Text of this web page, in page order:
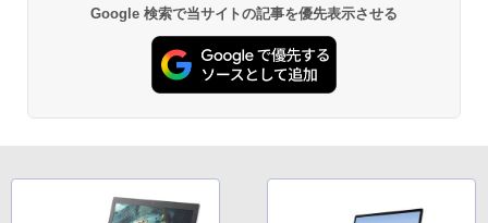
Google 検索で当サイトの記事を優先表示させる